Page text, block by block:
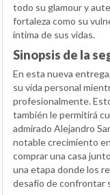
todo su glamour y
fortaleza como su
íntima de sus vidas.
Sinopsis de la
En esta nueva
su vida personal
profesionalmente.
también le permitirá
admirado Alejandro
notable crecimiento
comprar una casa
una etapa donde los
desafío de confrontar